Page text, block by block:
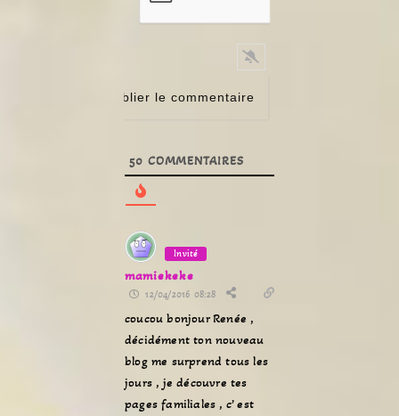
50 COMMENTAIRES
Invité
mamiekeke
12/04/2016 08:28
coucou bonjour Renée ,
décidément ton nouveau
blog me surprend tous les
jours , je découvre tes
pages familiales , c’ est